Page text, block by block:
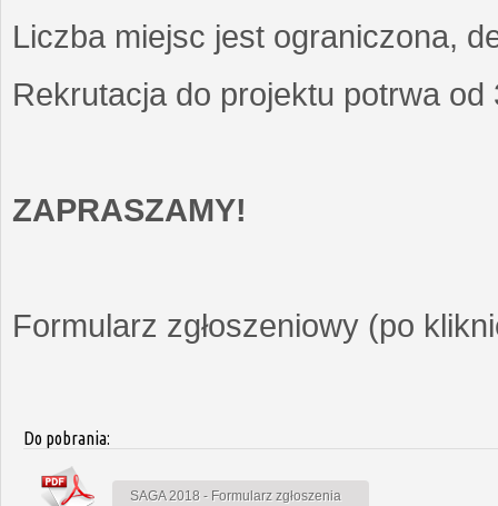
Liczba miejsc jest ograniczona,
Rekrutacja do projektu potrwa
ZAPRASZAMY!
Formularz zgłoszeniowy (po
Do pobrania:
SAGA 2018 - Formularz zgłoszenia